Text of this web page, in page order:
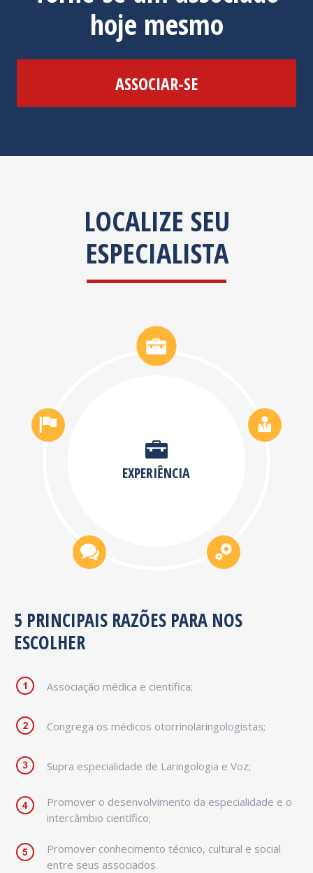
hoje mesmo
ASSOCIAR-SE
LOCALIZE SEU
ESPECIALISTA
EXPERIÊNCIA
5 PRINCIPAIS RAZÕES PARA NOS
ESCOLHER
Associação médica e científica;
Congrega os médicos otorrinolaringologistas;
Supra especialidade de Laringologia e Voz;
Promover o desenvolvimento da especialidade e o
intercâmbio científico;
Promover conhecimento técnico, cultural e social
entre seus associados.